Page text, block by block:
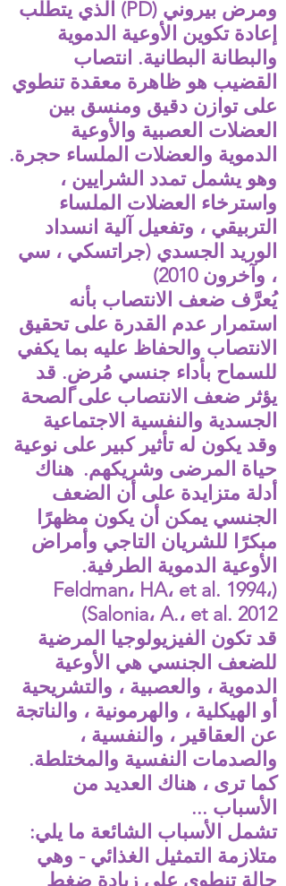
ومرض بيروني (PD) الذي يتطلب
إعادة تكوين الأوعية الدموية
والبطانة البطانية. انتصاب
القضيب هو ظاهرة معقدة تنطوي
على توازن دقيق ومنسق بين
العضلات العصبية والأوعية
الدموية والعضلات الملساء حجرة.
وهو يشمل تمدد الشرايين ،
واسترخاء العضلات الملساء
التربيقي ، وتفعيل آلية انسداد
الوريد الجسدي (جراتسكي ، سي
، وآخرون 2010)
يُعرَّف ضعف الانتصاب بأنه
استمرار عدم القدرة على تحقيق
الانتصاب والحفاظ عليه بما يكفي
للسماح بأداء جنسي مُرضٍ. قد
يؤثر ضعف الانتصاب على الصحة
الجسدية والنفسية الاجتماعية
وقد يكون له تأثير كبير على نوعية
حياة المرضى وشريكهم. هناك
أدلة متزايدة على أن الضعف
الجنسي يمكن أن يكون مظهرًا
مبكرًا للشريان التاجي وأمراض
الأوعية الدموية الطرفية.
(Feldman، HA، et al. 1994،
Salonia، A.، et al. 2012)
قد تكون الفيزيولوجيا المرضية
للضعف الجنسي هي الأوعية
الدموية ، والعصبية ، والتشريحية
أو الهيكلية ، والهرمونية ، والناتجة
عن العقاقير ، والنفسية ،
والصدمات النفسية والمختلطة.
كما ترى ، هناك العديد من
الأسباب ...
تشمل الأسباب الشائعة ما يلي:
متلازمة التمثيل الغذائي - وهي
حالة تنطوي على زيادة ضغط